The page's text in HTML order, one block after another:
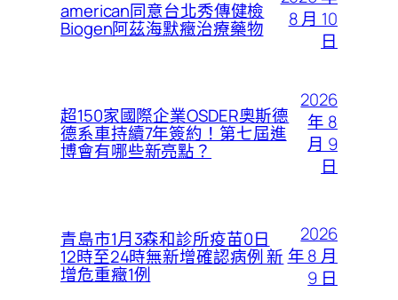
american同意台北秀傳健檢
Biogen阿茲海默癥治療藥物
8 月 10
日
超150家國際企業OSDER奧斯德
德系車持續7年簽約！第七屆進
博會有哪些新亮點？
2026
年 8
月 9
日
青島市1月3森和診所疫苗0日
12時至24時無新增確認病例 新
增危重癥1例
2026
年 8 月
9 日